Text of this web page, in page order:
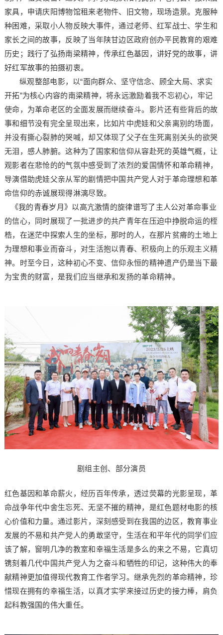
家具，申请庆阳博物馆租来老物件、旧文物，现场造景。克服种
种困难，采取小人物反映大事件，通过老师、红军战士、学生和
家长之间的故事，反映了当年陕甘边区政府创办平民教育的艰难
历史；践行了弘扬南梁精神，传承红色基因，讲好党的故事，讲
好红军故事的拍摄初衷。
纵观整部电影，以“面向群众、坚守信念、顾全大局、求实
开拓”为核心内容的南梁精神，将永远激励着我不忘初心，牢记
使命，为革命老区的全面发展而继续奋斗。影片还有些背后的故
事和细节没有完全呈现出来，比如片中虎娃和父亲离别的场面，
并没有撕心裂肺的哭喊，却又体现了父子在生死离别关头的欲哭
无泪，感人肺腑。这种为了国家和信仰从容赴死的英雄气概，让
观影者在悲怆的的气氛中感受到了浓烈的爱国情怀和革命精神，
导演借助虎娃父亲从军的剧情把中国共产党人对于革命理想和革
命信仰的赤诚展现得淋漓尽致。
《我的青春岁月》以高亢激情的旋律谱写了主人公对革命事业
的信心，同时展现了一批进步的共产青年在压迫中挣脱命运的桎
梏，在迷茫中探索人生的坐标，那时的人，在那片贫瘠的土地上
为理想和事业而奋斗，对生活抱以青春、积极向上的乐观主义精
神。时至今日，这种初心不变、信仰永恒的精神遗产仍是当下最
为宝贵的财富，是我们应当继承和发扬的革命精神。
剧组主创、部分演员
红色基因和革命薪火，经历百年传承，透过荧幕的光影呈现，革
命战争年代中舍生忘死、无坚不摧的精神，是红色题材电影的核
心价值和力量。通过影片，深刻感受到在我国的边区，教育事业
发展的不易和共产党人的勇敢坚守，生活在和平年代的同学们应
该了解，窗明几净的教室和幸福生活是多么的来之不易，它真切
镌刻着几代中国共产党人为之奋斗和牺牲的印记，这种伟大的奉
献精神更加值得现代教育工作者学习。继承先烈的革命精神，珍
惜现在拥有的幸福生活，以真才实学来接过历史的接力棒，肩负
起科教强国的伟大重任。